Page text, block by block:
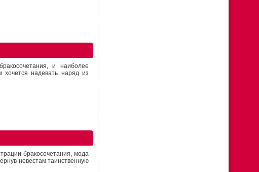
и наиболее
хочется надевать наряд из
бракосочетания, мода
невестам таинственную